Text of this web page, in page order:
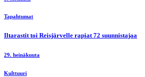
Tapahtumat
Iltarastit toi Reisjärvelle rapiat 72 suunnistajaa
29. heinäkuuta
Kulttuuri